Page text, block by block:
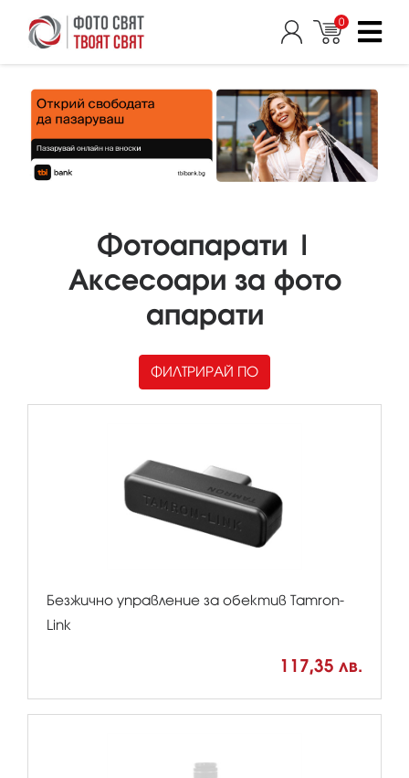
0
Фотоапарати |
Аксесоари за фото
апарати
ФИЛТРИРАЙ ПО
Безжично управление за обектив Tamron-
Link
117,35 лв.